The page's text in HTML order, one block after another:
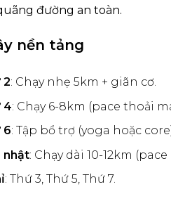
đường an toàn.
nền tảng
2: Chạy nhẹ 5km + giãn cơ.
4: Chạy 6-8km (pace thoải
6: Tập bổ trợ (yoga hoặc
nhật: Chạy dài 10-12km
: Thứ 3, Thứ 5, Thứ 7.